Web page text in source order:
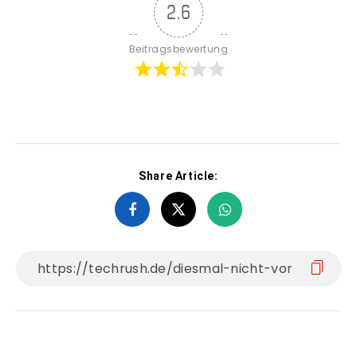
2.6
Beitragsbewertung
Share Article: